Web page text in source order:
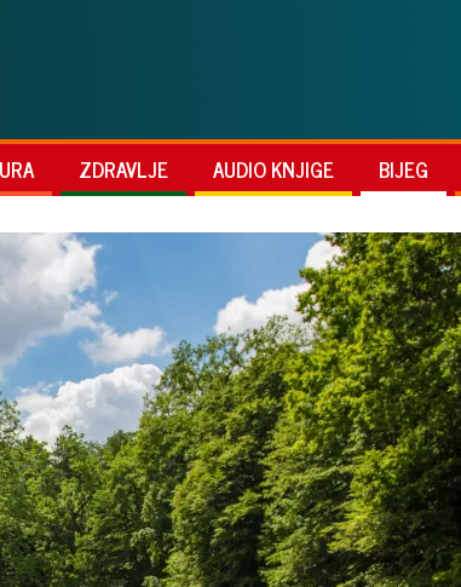
ZDRAVLJE AUDIO KNJIGE BIJEG